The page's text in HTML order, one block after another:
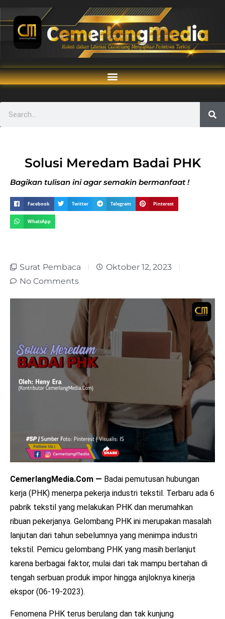
Solusi Meredam Badai PHK
Bagikan tulisan ini agar semakin bermanfaat !
Facebook Twitter Telegram Pinterest
WhatsApp
Surat Pembaca
Oktober 12, 2023
No Comments
CemerlangMedia.Com — Badai pemutusan hubungan
kerja (PHK) menerpa pekerja industri tekstil. Terbaru ada 6
pabrik tekstil yang melakukan PHK dan merumahkan
ribuan pekerjanya. Gelombang PHK ini merupakan masalah
lanjutan dari tahun sebelumnya yang menimpa industri
tekstil. Pemicu gelombang PHK yang masih berlanjut
karena berbagai faktor, mulai dari tak mampu bertahan di
tengah serbuan produk impor hingga anjloknya kinerja
ekspor (06-19-2023).
Fenomena PHK terus berulang dan tak kunjung